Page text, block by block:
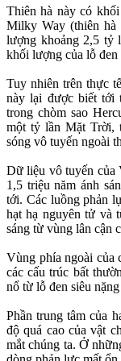
Thiên hà này có
Milky Way (thiên hà
lượng khoảng 2,5 tỷ
khối lượng của lỗ
Tuy nhiên trên thực
này lại được biết tới
trong chòm sao
một tỷ lần Mặt Trời,
sóng vô tuyến ngoài
Dữ liệu vô tuyến của
1,5 triệu năm ánh
tới. Các luồng phản
hạt hạ nguyên tử và
sáng từ vùng lân cận
Vùng phía ngoài của
các cấu trúc bất
nổ từ lỗ đen siêu
Phần trung tâm của
độ quá cao của vật
mắt chúng ta. Ở